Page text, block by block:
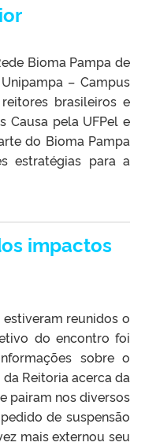
Bioma Pampa de
– Campus
brasileiros e
Causa pela UFPel e
do Bioma Pampa
estratégias para a
impactos
reunidos o
do encontro foi
sobre o
Reitoria acerca da
pairam nos diversos
de suspensão
mais externou seu